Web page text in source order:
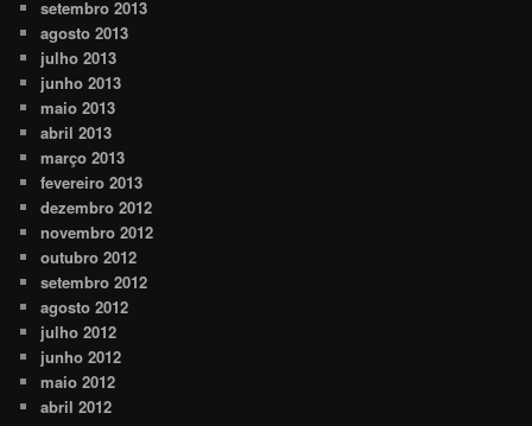
setembro 2013
agosto 2013
julho 2013
junho 2013
maio 2013
abril 2013
março 2013
fevereiro 2013
dezembro 2012
novembro 2012
outubro 2012
setembro 2012
agosto 2012
julho 2012
junho 2012
maio 2012
abril 2012